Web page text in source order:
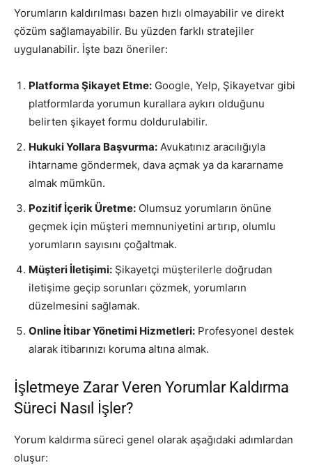
Yorumların kaldırılması bazen hızlı olmayabilir ve direkt
çözüm sağlamayabilir. Bu yüzden farklı stratejiler
uygulanabilir. İşte bazı öneriler:
Platforma Şikayet Etme: Google, Yelp, Şikayetvar gibi
platformlarda yorumun kurallara aykırı olduğunu
belirten şikayet formu doldurulabilir.
Hukuki Yollara Başvurma: Avukatınız aracılığıyla
ihtarname göndermek, dava açmak ya da kararname
almak mümkün.
Pozitif İçerik Üretme: Olumsuz yorumların önüne
geçmek için müşteri memnuniyetini artırıp, olumlu
yorumların sayısını çoğaltmak.
Müşteri İletişimi: Şikayetçi müşterilerle doğrudan
iletişime geçip sorunları çözmek, yorumların
düzelmesini sağlamak.
Online İtibar Yönetimi Hizmetleri: Profesyonel destek
alarak itibarınızı koruma altına almak.
İşletmeye Zarar Veren Yorumlar Kaldırma
Süreci Nasıl İşler?
Yorum kaldırma süreci genel olarak aşağıdaki adımlardan
oluşur: